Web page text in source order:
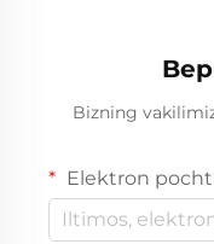
Bizning
Elektron